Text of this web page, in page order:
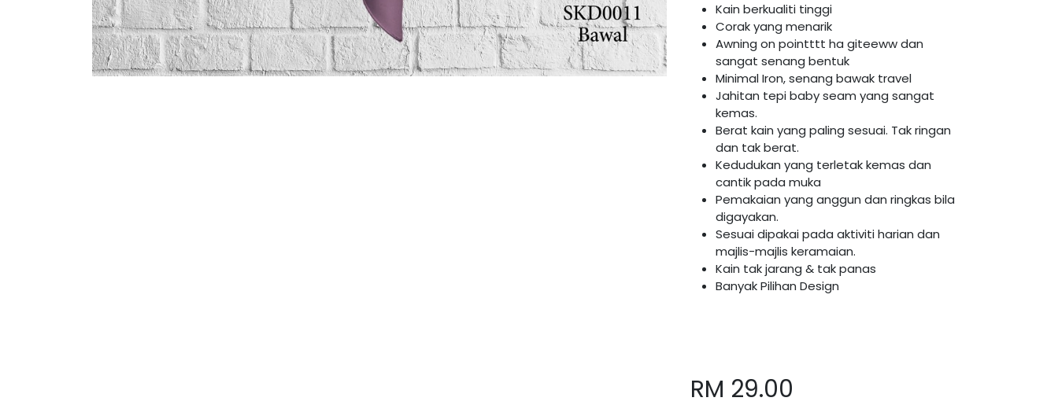
Kain berkualiti tinggi
Corak yang menarik
Awning on pointttt ha giteeww dan
sangat senang bentuk
Minimal Iron, senang bawak travel
Jahitan tepi baby seam yang sangat
kemas.
Berat kain yang paling sesuai. Tak ringan
dan tak berat.
Kedudukan yang terletak kemas dan
cantik pada muka
Pemakaian yang anggun dan ringkas bila
digayakan.
Sesuai dipakai pada aktiviti harian dan
majlis-majlis keramaian.
Kain tak jarang & tak panas
Banyak Pilihan Design
RM 29.00